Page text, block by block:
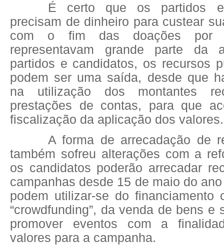
É certo que os partidos
precisam de dinheiro para custear
com o fim das doações por
representavam grande parte da
partidos e candidatos, os recursos
podem ser uma saída, desde que
na utilização dos montantes
prestações de contas, para que
fiscalização da aplicação dos valores.
A forma de arrecadação de
também sofreu alterações com a
os candidatos poderão arrecadar
campanhas desde 15 de maio do
podem utilizar-se do financiamento
“crowdfunding”, da venda de bens e
promover eventos com a
valores para a campanha.